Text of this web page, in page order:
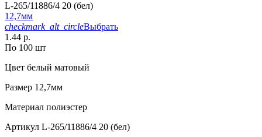
L-265/11886/4 20 (бел)
12,7мм
checkmark_alt_circleВыбрать
1.44 р.
По 100 шт
Цвет белый матовый
Размер 12,7мм
Материал полиэстер
Артикул L-265/11886/4 20 (бел)